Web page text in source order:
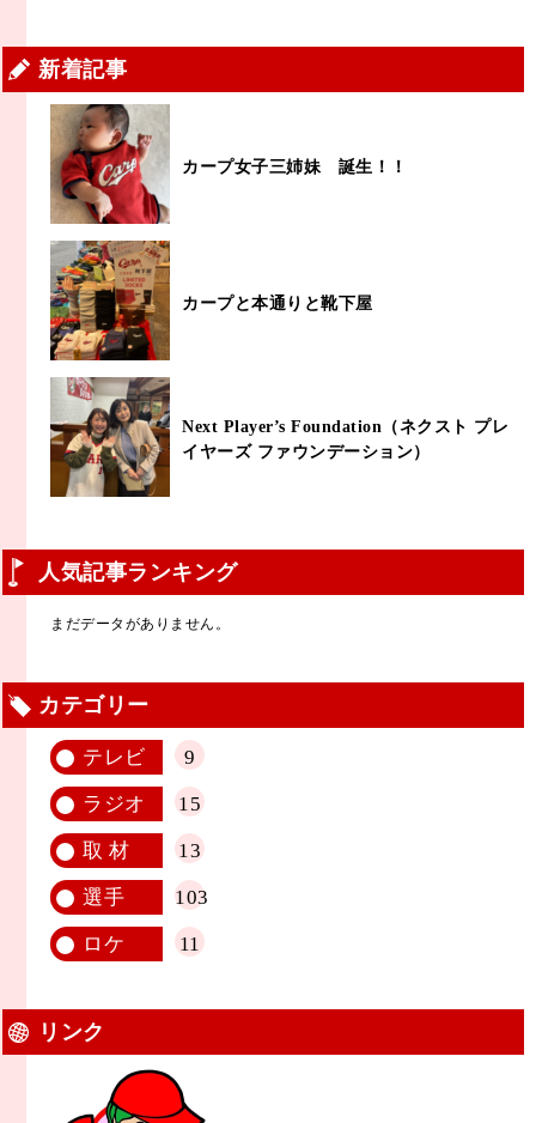
新着記事
カープ女子三姉妹 誕生！！
カープと本通りと靴下屋
Next Player’s Foundation（ネクスト プレ
イヤーズ ファウンデーション）
人気記事ランキング
まだデータがありません。
カテゴリー
テレビ 9
ラジオ 15
取 材 13
選手 103
ロケ 11
リンク